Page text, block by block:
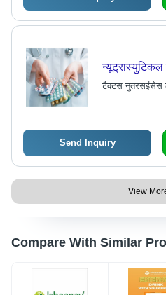
न्यूट्रास्युटिकल
टैक्टस नुतरसइंसेस
Send Inquiry
View
Compare With Similar